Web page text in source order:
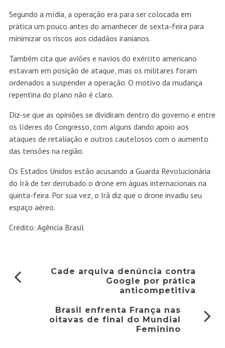
Segundo a mídia, a operação era para ser colocada em
prática um pouco antes do amanhecer de sexta-feira para
minimizar os riscos aos cidadãos iranianos.
Também cita que aviões e navios do exército americano
estavam em posição de ataque, mas os militares foram
ordenados a suspender a operação. O motivo da mudança
repentina do plano não é claro.
Diz-se que as opiniões se dividiram dentro do governo e entre
os líderes do Congresso, com alguns dando apoio aos
ataques de retaliação e outros cautelosos com o aumento
das tensões na região.
Os Estados Unidos estão acusando a Guarda Revolucionária
do Irã de ter derrubado o drone em águas internacionais na
quinta-feira. Por sua vez, o Irã diz que o drone invadiu seu
espaço aéreo.
Crédito: Agência Brasil
Cade arquiva denúncia contra
Google por prática
anticompetitiva
Brasil enfrenta França nas
oitavas de final do Mundial
Feminino